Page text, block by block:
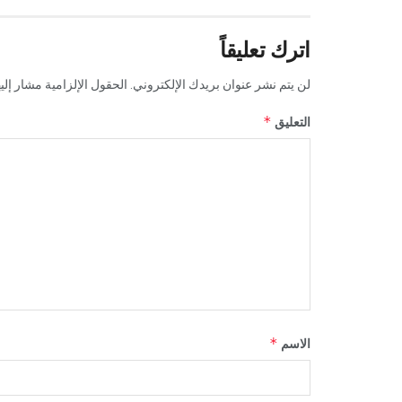
اترك تعليقاً
لن يتم نشر عنوان بريدك الإلكتروني. الحقول الإلزامية مشار
التعليق *
الاسم *